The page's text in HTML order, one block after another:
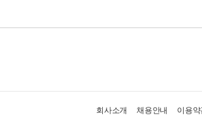
회사소개 채용안내 이용약